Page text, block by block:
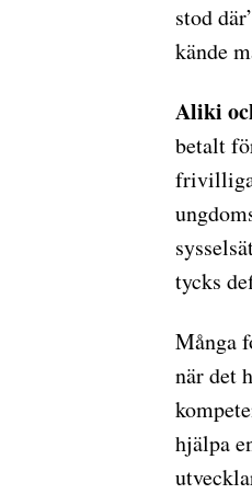
stod
kände
Aliki
betalt
tycks
Många
när det
hjälpa